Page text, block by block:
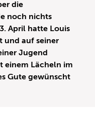
die
noch nichts
April hatte Louis
und auf seiner
Jugend
einem Lächeln im
Gute gewünscht